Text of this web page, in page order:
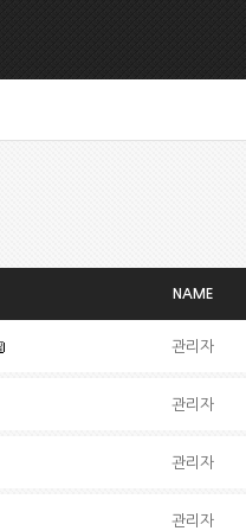
NAME
관리자
관리자
관리자
관리자